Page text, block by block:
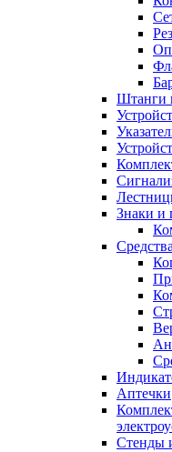
Штанги
Знаки и
Аптечки
Стенды